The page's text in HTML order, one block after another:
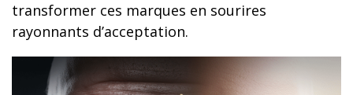
transformer ces marques en sourires
rayonnants d’acceptation.